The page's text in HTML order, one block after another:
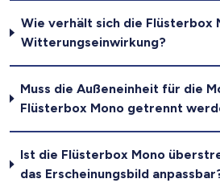
Wie verhält sich die Flüsterbox
Witterungseinwirkung?
Muss die Außeneinheit für die
Flüsterbox Mono getrennt
Ist die Flüsterbox Mono
das Erscheinungsbild